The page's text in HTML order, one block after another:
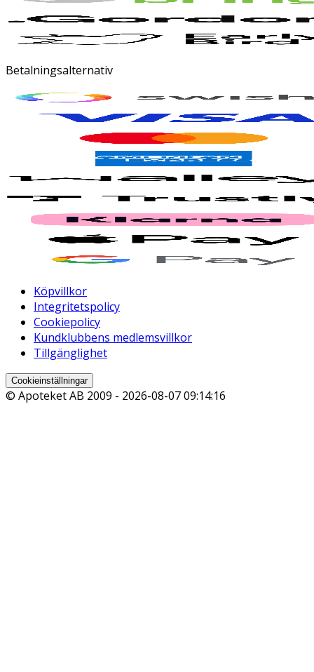
Betalningsalternativ
Köpvillkor
Integritetspolicy
Cookiepolicy
Kundklubbens medlemsvillkor
Tillgänglighet
Cookieinställningar
© Apoteket AB 2009 - 2026-08-07 09:14:16